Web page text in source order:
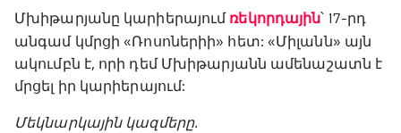
Մխիթարյանը կարիերայում ռեկորդային՝ 17-րդ
անգամ կմրցի «Ռոսոներիի» հետ: «Միլանն» այն
ակումբն է, որի դեմ Մխիթարյանն ամենաշատն է
մրցել իր կարիերայում:
Մեկնարկային կազմերը.